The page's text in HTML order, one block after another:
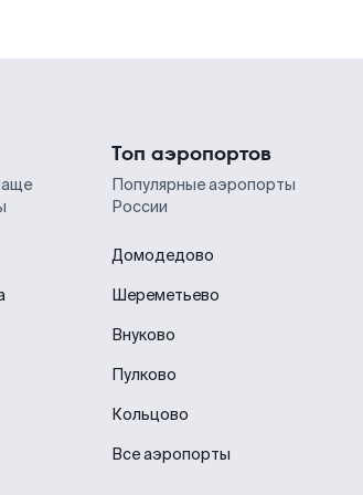
Топ аэропортов
Популярные аэропорты
России
Домодедово
Шереметьево
Внуково
Пулково
Кольцово
Все аэропорты